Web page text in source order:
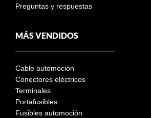
Preguntas y respuestas
MÁS VENDIDOS
Cable automoción
Conectores eléctricos
Terminales
Portafusibles
Fusibles automoción